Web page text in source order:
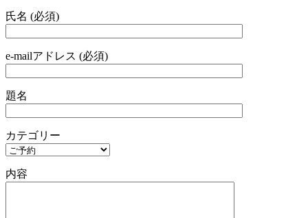
氏名 (必須)
e-mailアドレス (必須)
題名
カテゴリー
内容